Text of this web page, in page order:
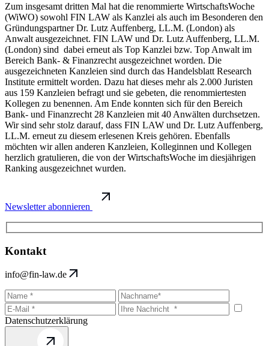
Zum insgesamt dritten Mal hat die renommierte WirtschaftsWoche
(WiWO) sowohl FIN LAW als Kanzlei als auch im Besonderen den
Gründungspartner Dr. Lutz Auffenberg, LL.M. (London) als
Anwalt ausgezeichnet. FIN LAW und Dr. Lutz Auffenberg, LL.M.
(London) sind dabei erneut als Top Kanzlei bzw. Top Anwalt im
Bereich Bank- & Finanzrecht ausgezeichnet worden. Die
ausgezeichneten Kanzleien sind durch das Handelsblatt Research
Institute ermittelt worden. Dazu hat dieses mehr als 2.000 Juristen
aus 159 Kanzleien befragt und sie gebeten, die renommiertesten
Kollegen zu benennen. Am Ende konnten sich für den Bereich
Bank- und Finanzrecht 28 Kanzleien mit 40 Anwälten durchsetzen.
Wir sind sehr stolz darauf, dass FIN LAW und Dr. Lutz Auffenberg,
LL.M. erneut zu diesem erlesenen Kreis gehören. Ebenfalls
möchten wir allen anderen Kanzleien, Kolleginnen und Kollegen
herzlich gratulieren, die von der WirtschaftsWoche im diesjährigen
Ranking ausgezeichnet wurden.
Newsletter abonnieren
Kontakt
info@fin-law.de
Datenschutzerklärung